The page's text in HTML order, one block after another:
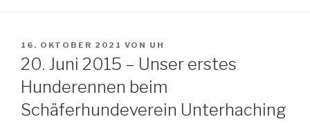
VERÖFFENTLICHT
AM
16. OKTOBER 2021 VON UH
20. Juni 2015 – Unser erstes
Hunderennen beim
Schäferhundeverein Unterhaching